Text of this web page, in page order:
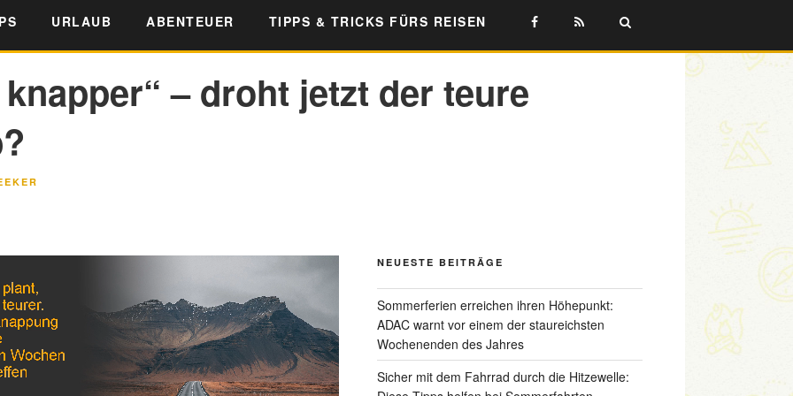
URLAUB ABENTEUER TIPPS & TRICKS FÜRS REISEN
– droht jetzt der teure
NEUESTE BEITRÄGE
Sommerferien erreichen ihren Höhepunkt:
ADAC warnt vor einem der staureichsten
Wochenenden des Jahres
Sicher mit dem Fahrrad durch die Hitzewelle: